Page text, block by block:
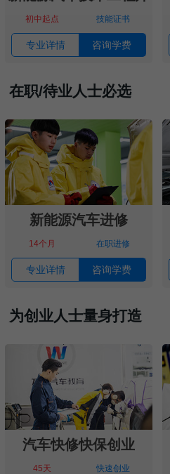
初中起点 技能证书
专业详情 咨询学费
在职/待业人士必选
新能源汽车进修
14个月 在职进修
专业详情 咨询学费
为创业人士量身打造
汽车快修快保创业
45天 快速创业